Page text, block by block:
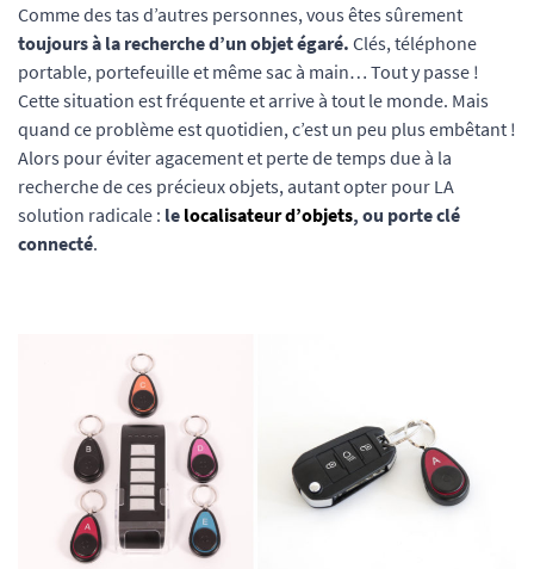
Comme des tas d’autres personnes, vous êtes sûrement
toujours à la recherche d’un objet égaré. Clés, téléphone
portable, portefeuille et même sac à main… Tout y passe !
Cette situation est fréquente et arrive à tout le monde. Mais
quand ce problème est quotidien, c’est un peu plus embêtant !
Alors pour éviter agacement et perte de temps due à la
recherche de ces précieux objets, autant opter pour LA
solution radicale : le localisateur d’objets, ou porte clé
connecté.